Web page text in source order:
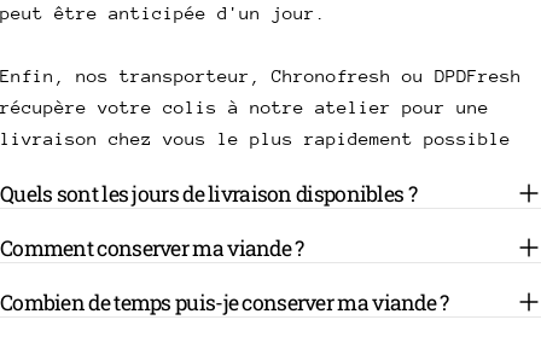
peut être anticipée d'un jour.
Enfin, nos transporteur, Chronofresh ou DPDFresh
récupère votre colis à notre atelier pour une
livraison chez vous le plus rapidement possible
Quels sont les jours de livraison disponibles ?
Comment conserver ma viande ?
Combien de temps puis-je conserver ma viande ?